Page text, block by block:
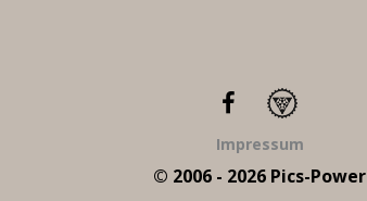
Impressum
© 2006 - 2026 Pics-Power